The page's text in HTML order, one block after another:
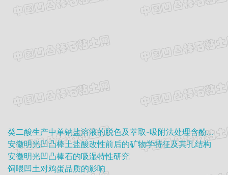
癸二酸生产中单钠盐溶液的脱色及萃取-吸附法处理含酚废水
安徽明光凹凸棒土盐酸改性前后的矿物学特征及其孔结构
安徽明光凹凸棒石的吸湿特性研究
饲喂凹土对鸡蛋品质的影响